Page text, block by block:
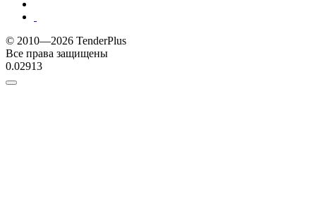
© 2010—2026 TenderPlus
Все права защищены
0.02913